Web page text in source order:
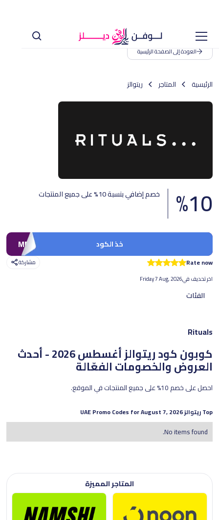
العودة إلى الصفحة الرئيسية
الرئيسية المتاجر ريتوالز
10
% خصم إضافي بنسبة 10% على جميع المنتجات
MM7 خذ الكود
Rate now
مشاركة
اخر تحديف فيFriday 7 Aug, 2026
الفئات
Rituals
كوبون كود ريتوالز أغسطس 2026 - أحدث
العروض والخصومات الفعّالة
احصل على خصم 10% على جميع المنتجات في الموقع.
TopريتوالزUAE Promo Codes for
August 7, 2026
No items found.
المتاجر المميزة